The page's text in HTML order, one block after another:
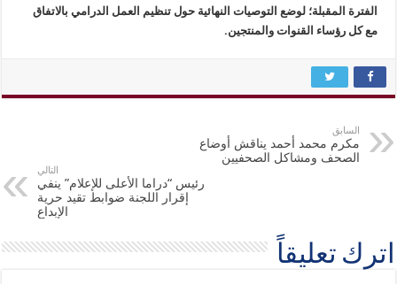
الفترة المقبلة؛ لوضع التوصيات النهائية حول تنظيم العمل الدرامي بالاتفاق
مع كل رؤساء القنوات والمنتجين.
السابق
مكرم محمد أحمد يناقش أوضاع
الصحف ومشاكل الصحفيين
التالي
رئيس “دراما الأعلى للإعلام” ينفي
إقرار اللجنة ضوابط تقيد حرية
الإبداع
اترك تعليقاً